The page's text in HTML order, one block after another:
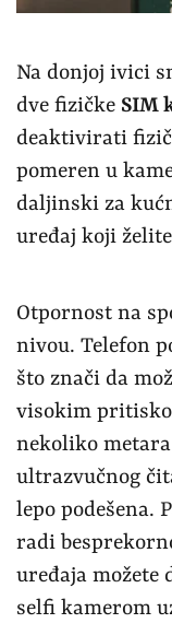
Na donjoj ivici
dve fizičke SIM
deaktivirati
pomeren u
daljinski za
uređaj koji
Otpornost na
nivou. Telefon
što znači da
visokim
nekoliko
ultrazvučnog
lepo podešena.
radi
uređaja
selfi kamerom